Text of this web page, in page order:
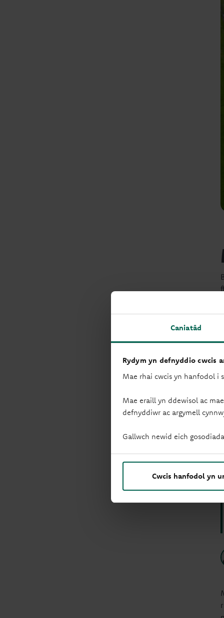
Caniatâd
Rydym yn defnyddio cwcis
Mae rhai cwcis yn hanfodol i
Mae eraill yn ddewisol ac
defnyddiwr ac argymell
Gallwch newid eich
Cwcis hanfodol yn